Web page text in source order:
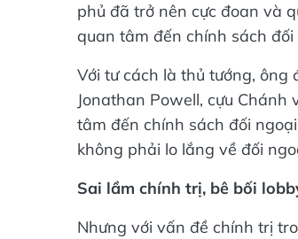
phủ đã trở nên cực đoan và
quan tâm đến chính sách đối
Với tư cách là thủ tướng,
Jonathan Powell, cựu Chánh
tâm đến chính sách đối
không phải lo lắng về đối
Sai lầm chính trị, bê bối
Nhưng với vấn đề chính trị